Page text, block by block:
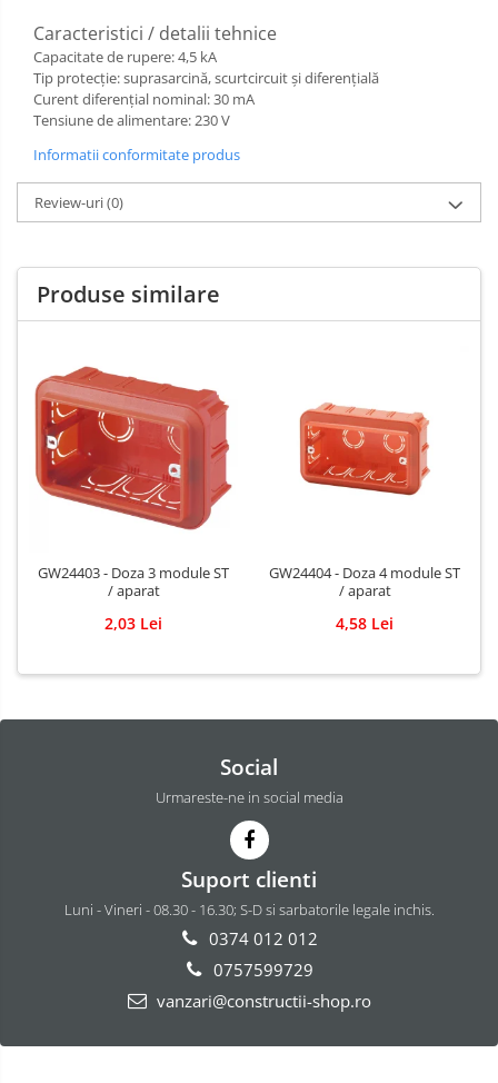
Caracteristici / detalii tehnice
Capacitate de rupere: 4,5 kA
Tip protecţie: suprasarcină, scurtcircuit şi diferenţială
Curent diferenţial nominal: 30 mA
Tensiune de alimentare: 230 V
Informatii conformitate produs
Review-uri(0)
Produse similare
GW24403 - Doza 3 module ST
/ aparat
2,03 Lei
GW24404 - Doza 4 module ST
/ aparat
4,58 Lei
Social
Urmareste-ne in social media
Suport clienti
Luni - Vineri - 08.30 - 16.30; S-D si sarbatorile legale inchis.
0374 012 012
0757599729
vanzari@constructii-shop.ro